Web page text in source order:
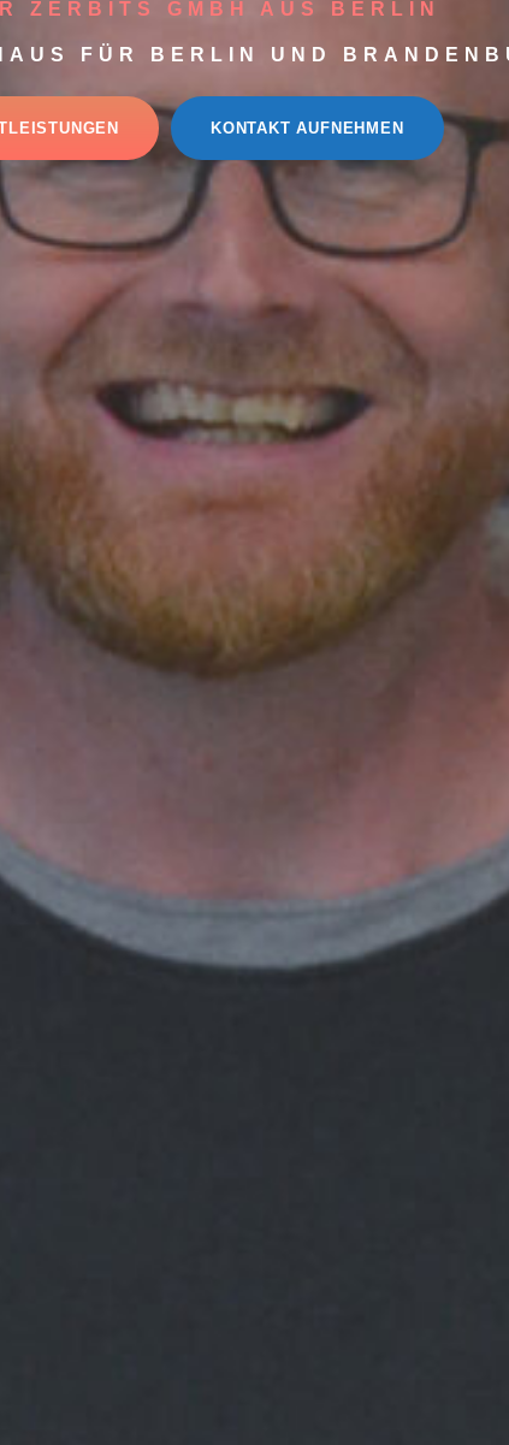
ZERBITS GMBH AUS BERLIN
FÜR BERLIN UND
KONTAKT AUFNEHMEN